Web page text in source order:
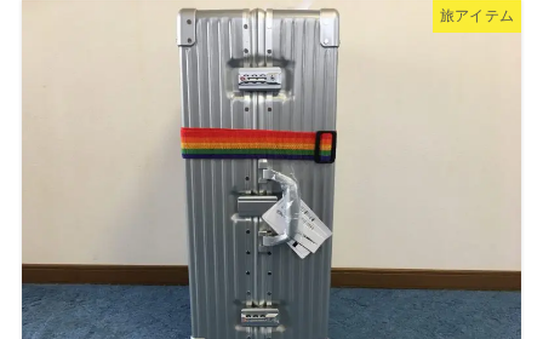
旅アイテム